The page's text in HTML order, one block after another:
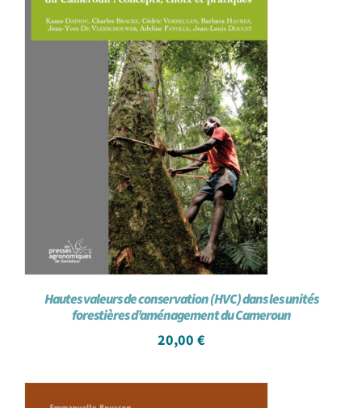
Hautes valeurs de conservation (HVC) dans les unités
forestières d’aménagement du Cameroun
20,00 €